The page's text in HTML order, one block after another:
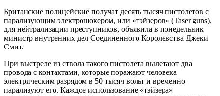
Британские полицейские получат десять тысяч пистолетов с
парализующим электрошокером, или «тэйзеров» (Taser guns),
для нейтрализации преступников, объявила в понедельник
министр внутренних дел Соединенного Королевства Джеки
Смит.
При выстреле из ствола такого пистолета вылетают два
провода с контактами, которые поражают человека
электрическим разрядом в 50 тысяч вольт и временно
парализуют его. Каждое использование «тэйзера»